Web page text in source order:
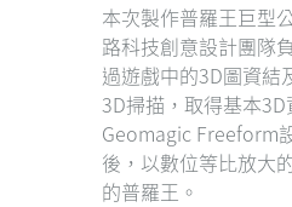
本次製作普羅王巨型
路科技創意設計團隊
過遊戲中的3D圖資結
3D掃描，取得基本
Geomagic Freeform
後，以數位等比放大
的普羅王。